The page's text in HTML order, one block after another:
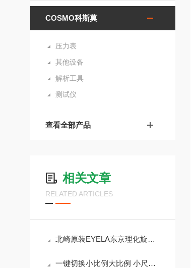
COSMO科斯莫
压力表
其他设备
解析工具
测试仪
查看全部产品
相关文章
RELATED ARTICLES
北崎原装EYELA东京理化旋转蒸发器N-1300V
一键切换小比例大比例 小尺度的采样结果与大尺度共享 PCX6000内置砝码天平